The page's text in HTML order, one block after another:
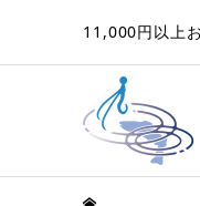
11,000円以上